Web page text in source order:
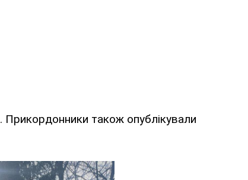
. Прикордонники також опублікували